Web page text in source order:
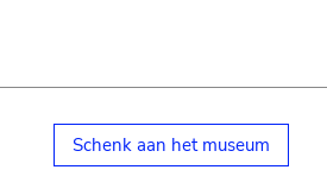
Schenk aan het museum